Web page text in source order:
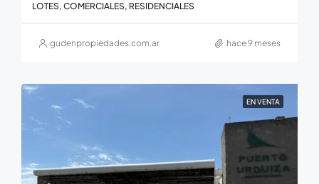
LOTES, COMERCIALES, RESIDENCIALES
gudenpropiedades.com.ar hace 9 meses
EN VENTA